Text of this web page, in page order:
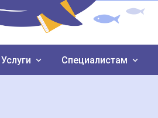
Услуги Специалистам